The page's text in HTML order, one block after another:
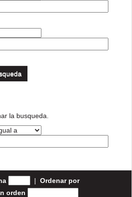
la busqueda.
| Ordenar por
orden